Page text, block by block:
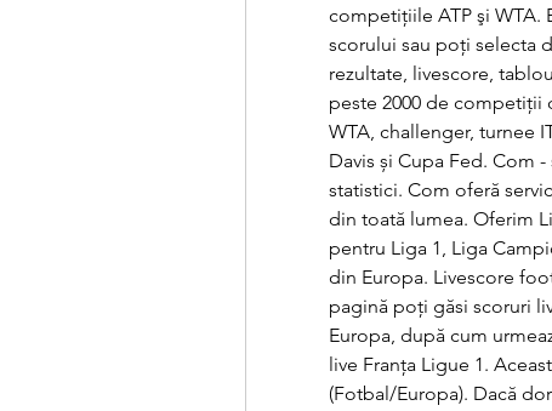
competiţiile ATP şi WTA.
scorului sau poţi selecta
rezultate, livescore,
peste 2000 de competiții
WTA, challenger, turnee
Davis și Cupa Fed. Com
statistici. Com oferă
din toată lumea. Oferim
pentru Liga 1, Liga
din Europa. Livescore
pagină poți găsi scoruri
Europa, după cum
live Franța Ligue 1.
(Fotbal/Europa). Dacă